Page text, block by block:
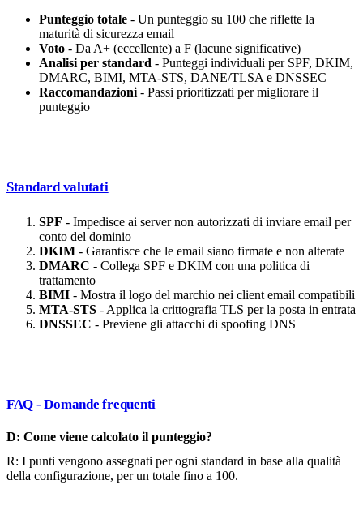
Punteggio totale - Un punteggio su 100 che riflette la
maturità di sicurezza email
Voto - Da A+ (eccellente) a F (lacune significative)
Analisi per standard - Punteggi individuali per SPF, DKIM,
DMARC, BIMI, MTA-STS, DANE/TLSA e DNSSEC
Raccomandazioni - Passi prioritizzati per migliorare il
punteggio
Standard valutati
SPF - Impedisce ai server non autorizzati di inviare email per
conto del dominio
DKIM - Garantisce che le email siano firmate e non alterate
DMARC - Collega SPF e DKIM con una politica di
trattamento
BIMI - Mostra il logo del marchio nei client email compatibili
MTA-STS - Applica la crittografia TLS per la posta in entrata
DNSSEC - Previene gli attacchi di spoofing DNS
FAQ - Domande frequenti
D: Come viene calcolato il punteggio?
R: I punti vengono assegnati per ogni standard in base alla qualità
della configurazione, per un totale fino a 100.